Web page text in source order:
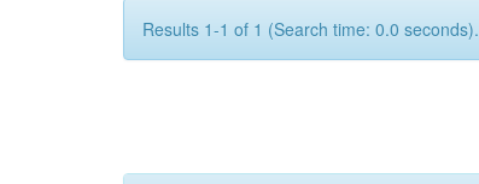
Results 1-1 of 1 (Search time: 0.0 seconds).